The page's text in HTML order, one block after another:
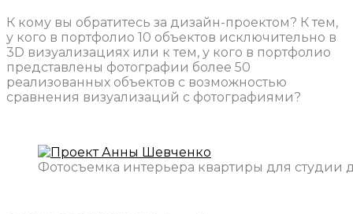
К кому вы обратитесь за дизайн-проектом? К тем,
у кого в портфолио 10 объектов исключительно в
3D визуализациях или к тем, у кого в портфолио
представлены фотографии более 50
реализованных объектов с возможностью
сравнения визуализаций с фотографиями?
Фотосъемка интерьера квартиры для студии